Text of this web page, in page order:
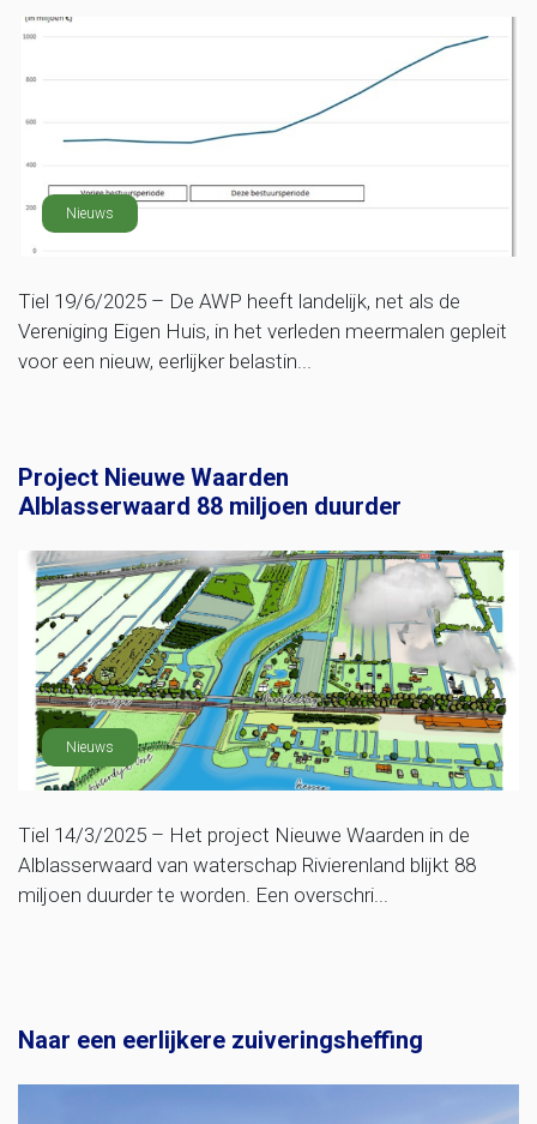
Nieuws
Tiel 19/6/2025 – De AWP heeft landelijk, net als de
Vereniging Eigen Huis, in het verleden meermalen gepleit
voor een nieuw, eerlijker belastin...
Project Nieuwe Waarden
Alblasserwaard 88 miljoen duurder
Nieuws
Tiel 14/3/2025 – Het project Nieuwe Waarden in de
Alblasserwaard van waterschap Rivierenland blijkt 88
miljoen duurder te worden. Een overschri...
Naar een eerlijkere zuiveringsheffing